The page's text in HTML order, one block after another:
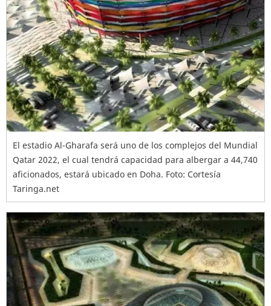
El estadio Al-Gharafa será uno de los complejos del Mundial
Qatar 2022, el cual tendrá capacidad para albergar a 44,740
aficionados, estará ubicado en Doha. Foto: Cortesía
Taringa.net